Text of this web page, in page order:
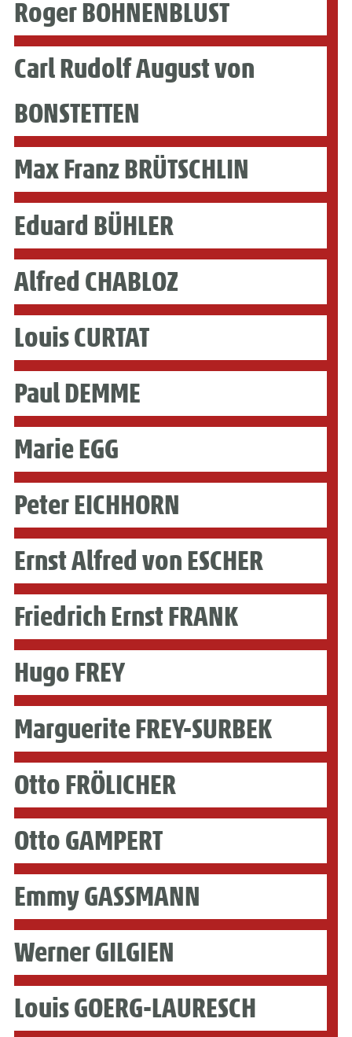
Roger BOHNENBLUST
Carl Rudolf August von
BONSTETTEN
Max Franz BRÜTSCHLIN
Eduard BÜHLER
Alfred CHABLOZ
Louis CURTAT
Paul DEMME
Marie EGG
Peter EICHHORN
Ernst Alfred von ESCHER
Friedrich Ernst FRANK
Hugo FREY
Marguerite FREY-SURBEK
Otto FRÖLICHER
Otto GAMPERT
Emmy GASSMANN
Werner GILGIEN
Louis GOERG-LAURESCH